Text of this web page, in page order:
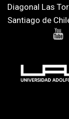
Diagonal Las
Santiago de